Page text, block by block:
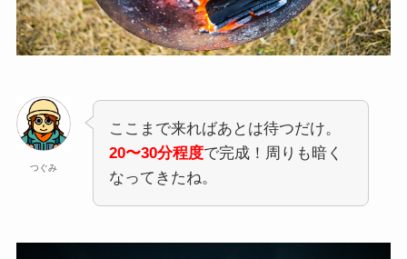
つぐみ
ここまで来ればあとは待つだけ。
20〜30分程度で完成！周りも暗く
なってきたね。